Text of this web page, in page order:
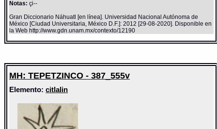
Notas: çi--
Gran Diccionario Náhuatl [en línea]. Universidad Nacional Autónoma de
México [Ciudad Universitaria, México D.F.]: 2012 [29-08-2020]. Disponible en
la Web http://www.gdn.unam.mx/contexto/12190
MH: TEPETZINCO - 387_555v
Elemento:citlalin